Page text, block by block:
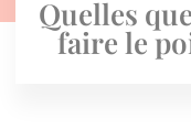
Quelles
faire le